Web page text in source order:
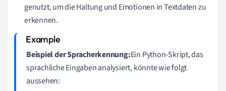
genutzt, um die Haltung und Emotionen in Textdaten zu
erkennen.
Beispiel der Spracherkennung:Ein Python-Skript, das
sprachliche Eingaben analysiert, könnte wie folgt
aussehen: